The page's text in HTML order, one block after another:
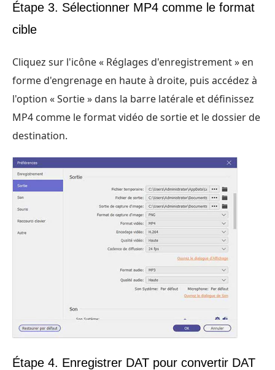
Étape 3. Sélectionner MP4 comme le format
cible
Cliquez sur l'icône « Réglages d'enregistrement » en
forme d'engrenage en haute à droite, puis accédez à
l'option « Sortie » dans la barre latérale et définissez
MP4 comme le format vidéo de sortie et le dossier de
destination.
Étape 4. Enregistrer DAT pour convertir DAT